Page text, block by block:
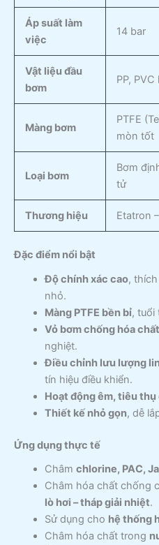
Áp suất làm
việc
14 bar
Vật liệu đầu
bơm
PP,
Màng bơm
PTFE
mòn tốt
Loại bơm
Bơm
tử
Thương hiệu Etatron
Đặc điểm nổi bật
Độ chính xác cao,
nhỏ.
Màng PTFE bền bỉ, tuổi
Vỏ bơm chống hóa chất
nghiệt.
Điều chỉnh lưu lượng
tín hiệu điều khiển.
Hoạt động êm, tiêu
Thiết kế nhỏ gọn, dễ
Ứng dụng thực tế
Châm chlorine, PAC,
Châm hóa chất chống
lò hơi – tháp giải nhiệt.
Sử dụng cho hệ thống
Châm hóa chất trong